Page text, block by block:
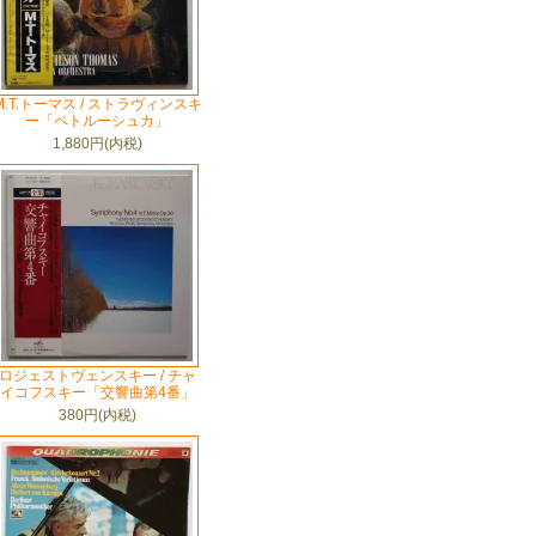
トーマス / ストラヴィンスキ
ー「ペトルーシュカ」
1,880円(内税)
ジェストヴェンスキー / チャ
イコフスキー「交響曲第4番」
380円(内税)